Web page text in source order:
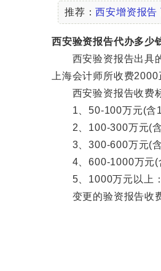
推荐：西安增资报告
西安验资报告代办多少
西安验资报告出具的
上海会计师所收费
西安验资报告收费
1、50-100万元(含
2、100-300万元(含
3、300-600万元(含
4、600-1000万元(
5、1000万元以上：
变更的验资报告收费